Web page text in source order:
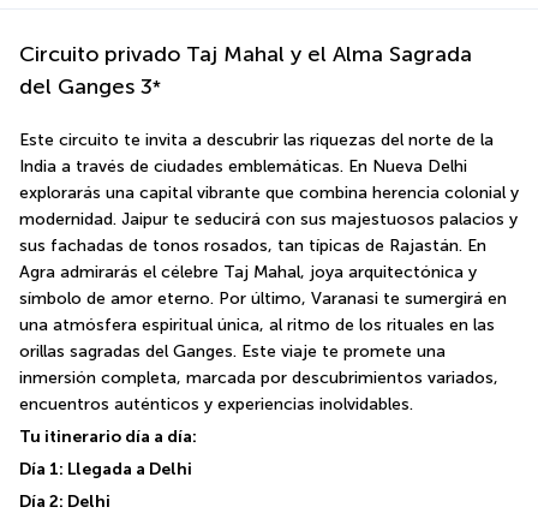
Circuito privado Taj Mahal y el Alma Sagrada
del Ganges 3*
Este circuito te invita a descubrir las riquezas del norte de la
India a través de ciudades emblemáticas. En Nueva Delhi
explorarás una capital vibrante que combina herencia colonial y
modernidad. Jaipur te seducirá con sus majestuosos palacios y
sus fachadas de tonos rosados, tan típicas de Rajastán. En
Agra admirarás el célebre Taj Mahal, joya arquitectónica y
símbolo de amor eterno. Por último, Varanasi te sumergirá en
una atmósfera espiritual única, al ritmo de los rituales en las
orillas sagradas del Ganges. Este viaje te promete una
inmersión completa, marcada por descubrimientos variados,
encuentros auténticos y experiencias inolvidables.
Tu itinerario día a día:
Día 1: Llegada a Delhi
Día 2: Delhi